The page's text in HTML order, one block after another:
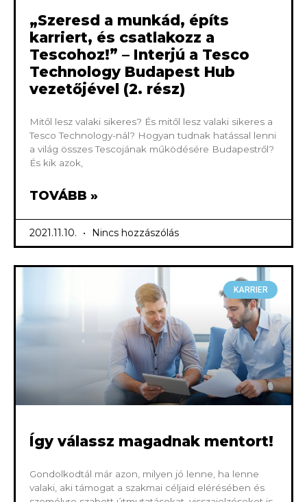
„Szeresd a munkád, építs
karriert, és csatlakozz a
Tescohoz!” – Interjú a Tesco
Technology Budapest Hub
vezetőjével (2. rész)
Mitől lesz valaki sikeres? És mitől lesz valaki sikeres a
Tesco Technology-nál? Hogyan tudnak hatással lenni
a világ összes Tescojának működésére Budapestről?
És kik azok,
TOVÁBB »
2021.11.10. Nincs hozzászólás
KARRIER
Így válassz magadnak mentort!
Gondolkodtál már azon, milyen jó lenne, ha lenne
valaki, aki támogat a szakmai céljaid elérésében és